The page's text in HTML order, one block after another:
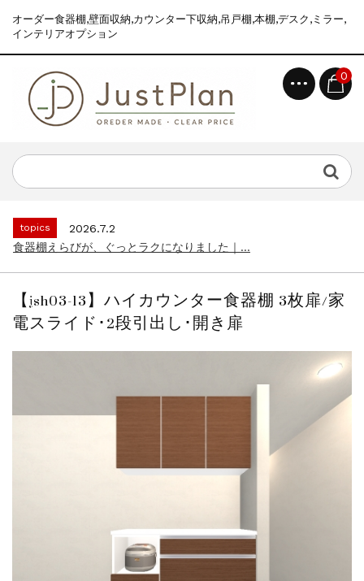
オーダー食器棚,壁面収納,カウンター下収納,吊戸棚,本棚,デスク,ミラー,
インテリアオプション
0
食器棚えらびが、ぐっとラクになりました｜...
news
2026.8.6
topics
2026.7.2
食器棚えらびが、ぐっとラクになりました｜...
topics
2026.7.2
食器棚えらびが、ぐっとラクになりました｜...
【jsh03-13】ハイカウンター食器棚 3枚扉/家
電スライド･2段引出し･開き扉